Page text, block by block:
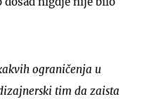
ograničenja u
tim da zaista